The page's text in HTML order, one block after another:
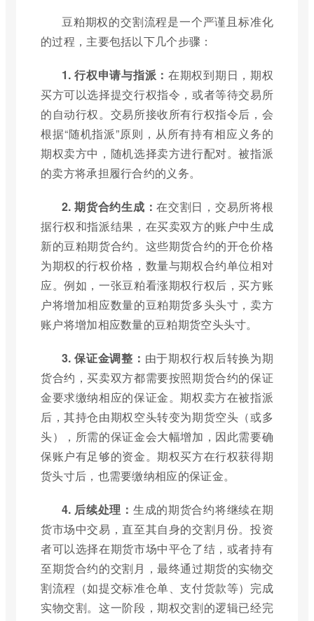
豆粕期权的交割流程是一个严谨且标准化
的过程，主要包括以下几个步骤：
1. 行权申请与指派： 在期权到期日，期权
买方可以选择提交行权指令，或者等待交易所
的自动行权。交易所接收所有行权指令后，会
根据“随机指派”原则，从所有持有相应义务的
期权卖方中，随机选择卖方进行配对。被指派
的卖方将承担履行合约的义务。
2. 期货合约生成：在交割日，交易所将根
据行权和指派结果，在买卖双方的账户中生成
新的豆粕期货合约。这些期货合约的开仓价格
为期权的行权价格，数量与期权合约单位相对
应。例如，一张豆粕看涨期权行权后，买方账
户将增加相应数量的豆粕期货多头头寸，卖方
账户将增加相应数量的豆粕期货空头头寸。
3. 保证金调整： 由于期权行权后转换为期
货合约，买卖双方都需要按照期货合约的保证
金要求缴纳相应的保证金。期权卖方在被指派
后，其持仓由期权空头转变为期货空头（或多
头），所需的保证金会大幅增加，因此需要确
保账户有足够的资金。期权买方在行权获得期
货头寸后，也需要缴纳相应的保证金。
4. 后续处理： 生成的期货合约将继续在期
货市场中交易，直至其自身的交割月份。投资
者可以选择在期货市场中平仓了结，或者持有
至期货合约的交割月，最终通过期货的实物交
割流程（如提交标准仓单、支付货款等）完成
实物交割。这一阶段，期权交割的逻辑已经完